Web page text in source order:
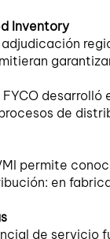
Inventory
FYCO
de
permite
en
de servicio